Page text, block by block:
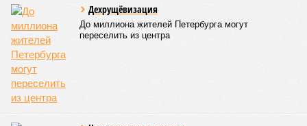
запретили
приходить на пляж
после драки
Версия //Конфликт